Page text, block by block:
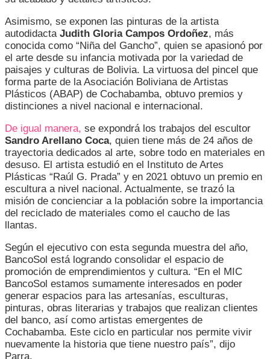
Asimismo, se exponen las pinturas de la artista
autodidacta Judith Gloria Campos Ordoñez, más
conocida como “Niña del Gancho”, quien se apasionó por
el arte desde su infancia motivada por la variedad de
paisajes y culturas de Bolivia. La virtuosa del pincel que
forma parte de la Asociación Boliviana de Artistas
Plásticos (ABAP) de Cochabamba, obtuvo premios y
distinciones a nivel nacional e internacional.
De igual manera, se expondrá los trabajos del escultor
Sandro Arellano Coca, quien tiene más de 24 años de
trayectoria dedicados al arte, sobre todo en materiales en
desuso. El artista estudió en el Instituto de Artes
Plásticas “Raúl G. Prada” y en 2021 obtuvo un premio en
escultura a nivel nacional. Actualmente, se trazó la
misión de concienciar a la población sobre la importancia
del reciclado de materiales como el caucho de las
llantas.
Según el ejecutivo con esta segunda muestra del año,
BancoSol está logrando consolidar el espacio de
promoción de emprendimientos y cultura. “En el MIC
BancoSol estamos sumamente interesados en poder
generar espacios para las artesanías, esculturas,
pinturas, obras literarias y trabajos que realizan clientes
del banco, así como artistas emergentes de
Cochabamba. Este ciclo en particular nos permite vivir
nuevamente la historia que tiene nuestro país”, dijo
Parra.